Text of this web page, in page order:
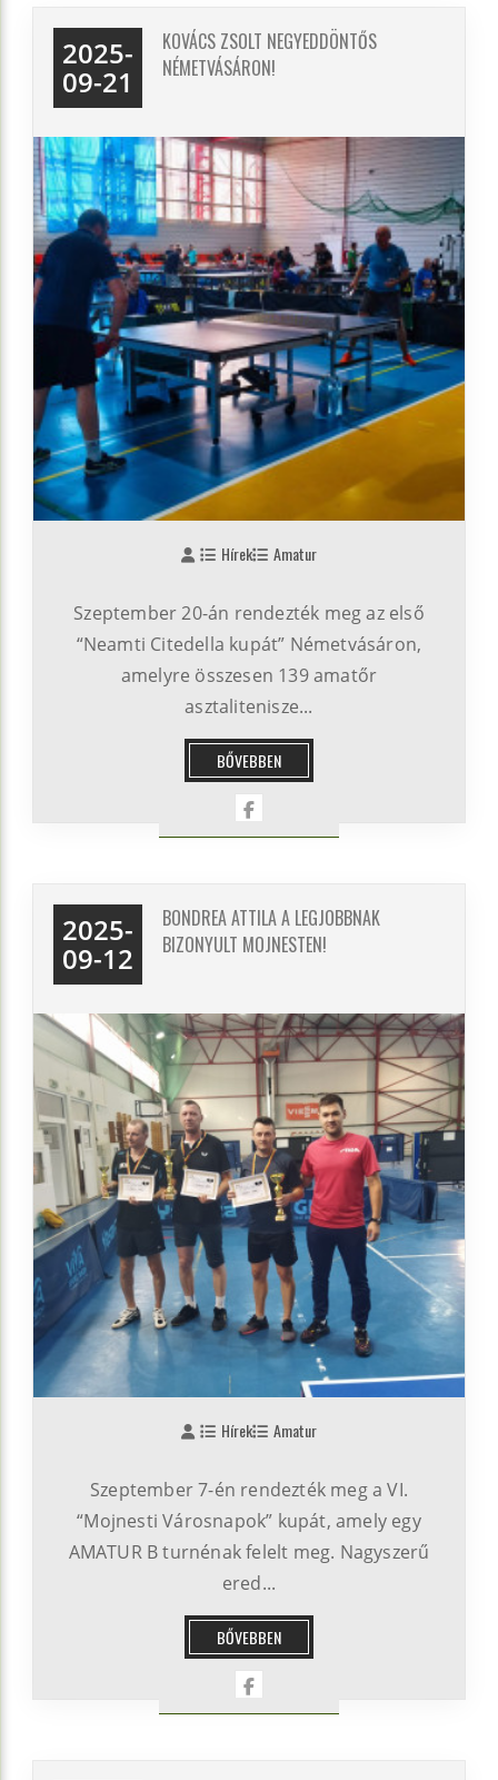
2025-
09-21
KOVÁCS ZSOLT NEGYEDDÖNTŐS
NÉMETVÁSÁRON!
Hírek Amatur
Szeptember 20-án rendezték meg az első
“Neamti Citedella kupát” Németvásáron,
amelyre összesen 139 amatőr
asztalitenisze...
BŐVEBBEN
2025-
09-12
BONDREA ATTILA A LEGJOBBNAK
BIZONYULT MOJNESTEN!
Hírek Amatur
Szeptember 7-én rendezték meg a VI.
“Mojnesti Városnapok” kupát, amely egy
AMATUR B turnénak felelt meg. Nagyszerű
ered...
BŐVEBBEN